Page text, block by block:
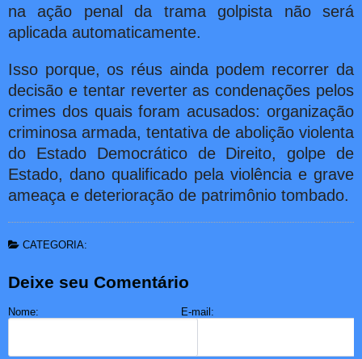
na ação penal da trama golpista não será
aplicada automaticamente.
Isso porque, os réus ainda podem recorrer da
decisão e tentar reverter as condenações pelos
crimes dos quais foram acusados: organização
criminosa armada, tentativa de abolição violenta
do Estado Democrático de Direito, golpe de
Estado, dano qualificado pela violência e grave
ameaça e deterioração de patrimônio tombado.
CATEGORIA:
Deixe seu Comentário
Nome: E-mail: